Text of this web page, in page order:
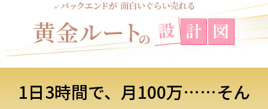
1日3時間で、月100万……そん